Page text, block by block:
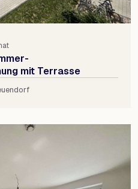
mit Terrasse